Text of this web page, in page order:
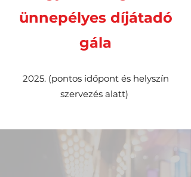
ünnepélyes díjátadó
gála
2025. (pontos időpont és helyszín
szervezés alatt) ​